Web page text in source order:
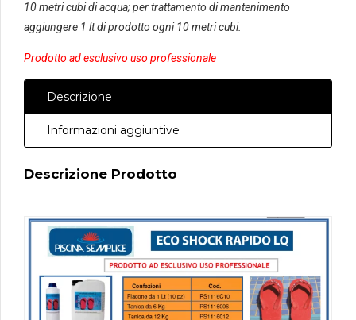
10 metri cubi di acqua; per trattamento di mantenimento
aggiungere 1 lt di prodotto ogni 10 metri cubi.
Prodotto ad esclusivo uso professionale
Descrizione
Informazioni aggiuntive
Descrizione Prodotto